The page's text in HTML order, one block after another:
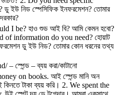
ইউ নিড স্পেসিফিক ইনফরমেশন? তোমার
I be? হাও শুড আই বি? আমি কেমন হবো?
of information do you need? হোয়াট
ডু ইউ নিড? তোমার কোন ধরনের তথ্য
– স্পেন্ড – ব্যয় করা/কাটানো
on books. আই স্পেন্ড মানি অন
টাকা ব্যয় করি। 2. We spent the